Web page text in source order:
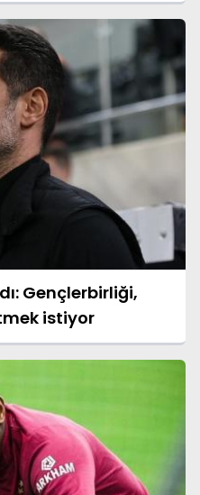
Gençlerbirliği,
istiyor